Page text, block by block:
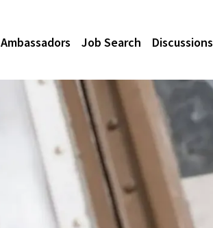
Ambassadors Job Search Discussions